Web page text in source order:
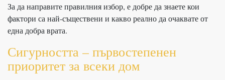
За да направите правилния избор, е добре да знаете кои
фактори са най-съществени и какво реално да очаквате от
една добра врата.
Сигурността – първостепенен
приоритет за всеки дом